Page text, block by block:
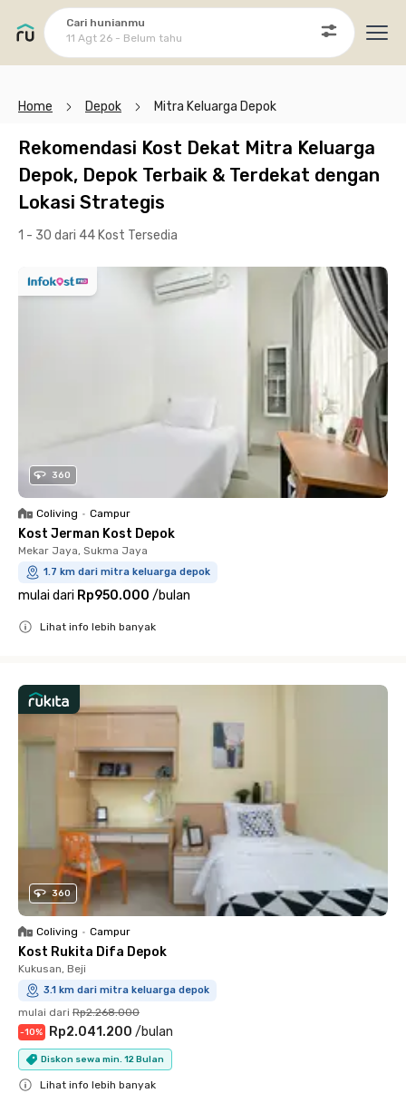
Cari hunianmu
11 Agt 26 - Belum tahu
Home Depok Mitra Keluarga Depok
Rekomendasi Kost Dekat Mitra Keluarga
Depok, Depok Terbaik & Terdekat dengan
Lokasi Strategis
1 - 30 dari 44 Kost Tersedia
360
Coliving • Campur
Kost Jerman Kost Depok
Mekar Jaya, Sukma Jaya
1.7 km dari mitra keluarga depok
mulai dari Rp950.000 /bulan
Lihat info lebih banyak
360
Coliving • Campur
Kost Rukita Difa Depok
Kukusan, Beji
3.1 km dari mitra keluarga depok
mulai dari Rp2.268.000
-10% Rp2.041.200 /bulan
Diskon sewa min. 12 Bulan
Lihat info lebih banyak